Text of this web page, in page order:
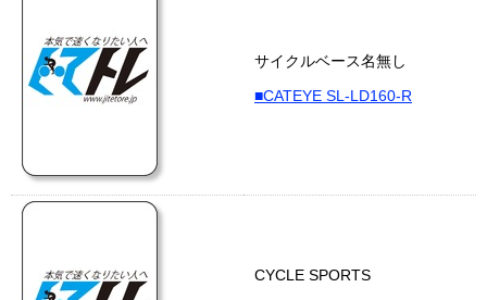
サイクルベース名無し
■CATEYE SL-LD160-R
CYCLE SPORTS